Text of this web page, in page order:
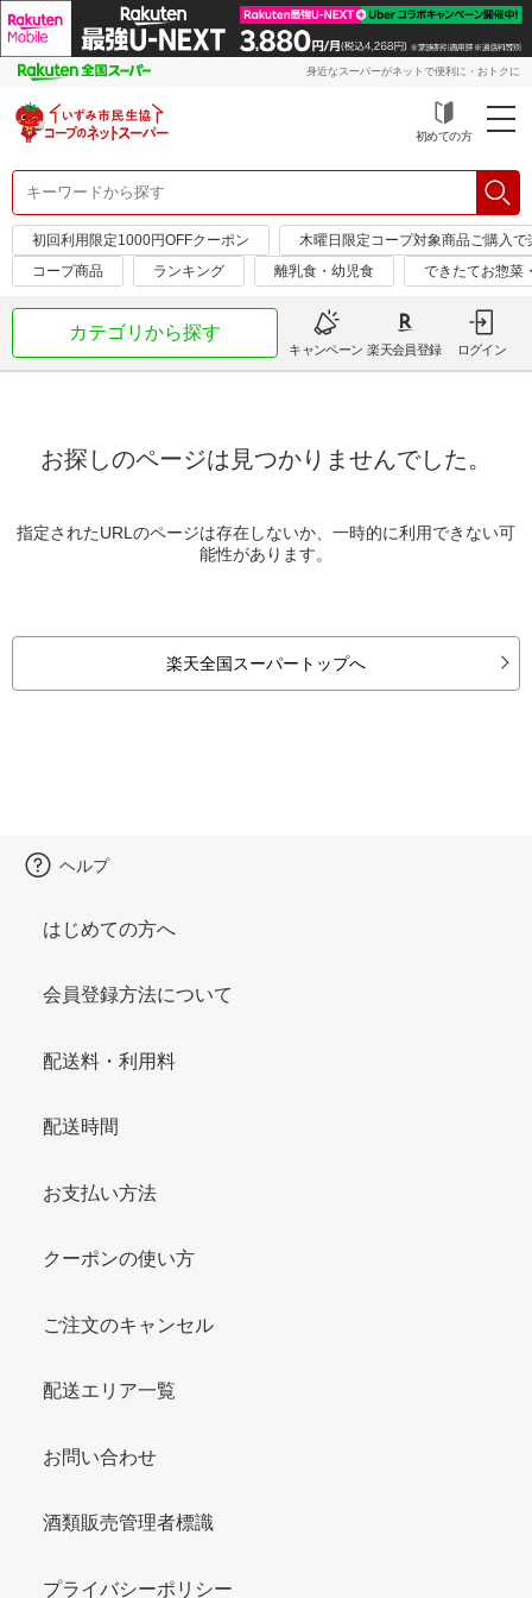
身近なスーパーがネットで便利に・おトクに
初めての方
初回利用限定1000円OFFクーポン
木曜日限定コープ対象商品ご購入
コープ商品
ランキング 離乳食・幼児食 できたてお惣菜
カテゴリから探す
キャンペーン 楽天会員登録 ログイン
お探しのページは見つかりませんでした。
指定されたURLのページは存在しないか、一時的に利用できない可
能性があります。
楽天全国スーパートップへ
ヘルプ
はじめての方へ
会員登録方法について
配送料・利用料
配送時間
お支払い方法
クーポンの使い方
ご注文のキャンセル
配送エリア一覧
お問い合わせ
酒類販売管理者標識
プライバシーポリシー